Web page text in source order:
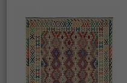
Tykkelse ca.